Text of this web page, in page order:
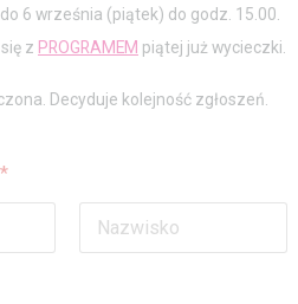
6 września (piątek) do godz. 15.00.
z PROGRAMEM piątej już wycieczki.
Decyduje kolejność zgłoszeń.
*